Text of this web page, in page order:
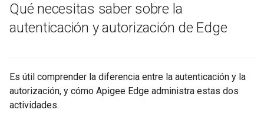
Qué necesitas saber sobre la
autenticación y autorización de Edge
Es útil comprender la diferencia entre la autenticación y la
autorización, y cómo Apigee Edge administra estas dos
actividades.